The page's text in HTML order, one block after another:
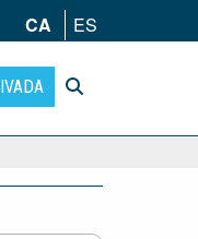
CA ES